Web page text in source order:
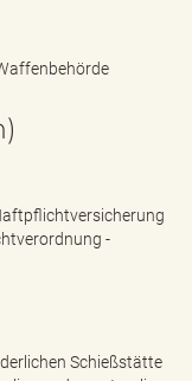
-
Schießstätte